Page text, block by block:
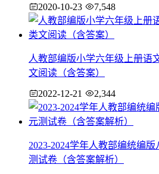
2020-10-23 7,548
人教部编版小学六年级上册语
文阅读（含答案）
2022-12-21 2,344
2023-2024学年人教部编统编
测试卷（含答案解析）